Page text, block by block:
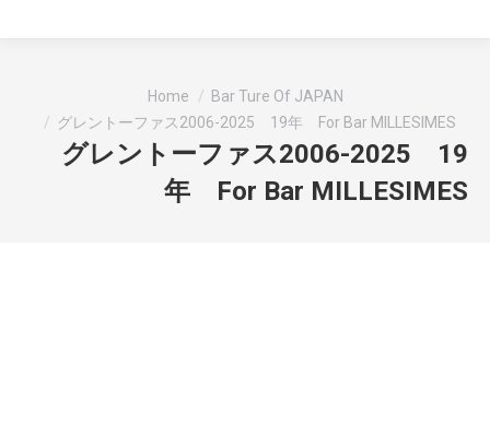
Home
Bar Ture Of JAPAN
グレントーファス2006-2025 19年 For Bar MILLESIMES
グレントーファス2006-2025 19
年 For Bar MILLESIMES